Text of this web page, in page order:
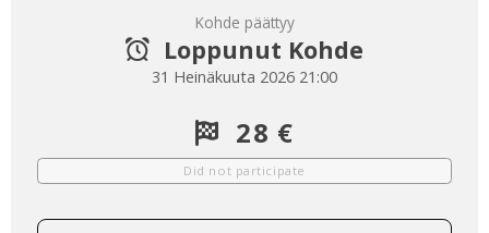
Kohde päättyy
Loppunut Kohde
31 Heinäkuuta 2026 21:00
28 €
Did not participate